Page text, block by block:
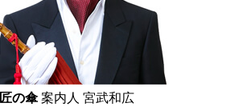
匠の傘案内人 宮武和広